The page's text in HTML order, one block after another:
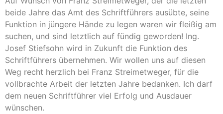
beide Jahre das Amt des Schriftführers ausübte, seine
Funktion in jüngere Hände zu legen waren wir fleißig am
suchen, und sind letztlich auf fündig geworden! Ing.
Josef Stiefsohn wird in Zukunft die Funktion des
Schriftführers übernehmen. Wir wollen uns auf diesen
Weg recht herzlich bei Franz Streimetweger, für die
vollbrachte Arbeit der letzten Jahre bedanken. Ich darf
dem neuen Schriftführer viel Erfolg und Ausdauer
wünschen.